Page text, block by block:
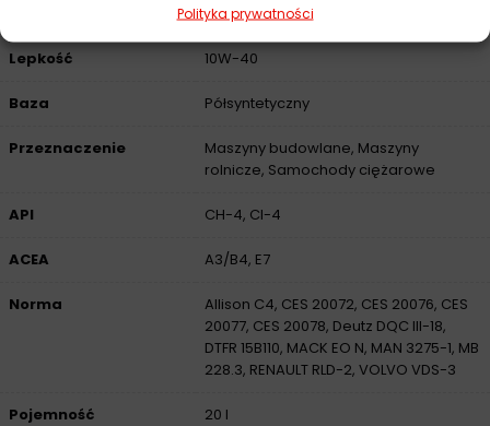
Polityka prywatności
Texaco
Lepkość 10W-40
Baza Półsyntetyczny
Przeznaczenie
Maszyny budowlane, Maszyny
rolnicze, Samochody ciężarowe
API CH-4, CI-4
ACEA A3/B4, E7
Norma
Allison C4, CES 20072, CES 20076, CES
20077, CES 20078, Deutz DQC III-18,
DTFR 15B110, MACK EO N, MAN 3275-1, MB
228.3, RENAULT RLD-2, VOLVO VDS-3
Pojemność 20 l